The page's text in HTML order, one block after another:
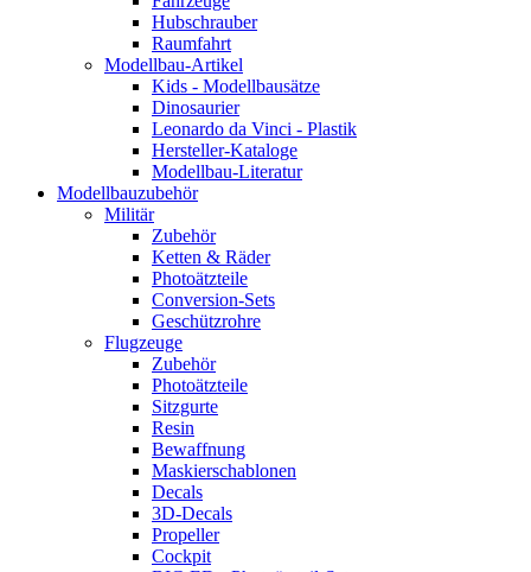
Hubschrauber
Raumfahrt
Modellbau-Artikel
Kids - Modellbausätze
Dinosaurier
Leonardo da Vinci - Plastik
Hersteller-Kataloge
Modellbau-Literatur
Modellbauzubehör
Militär
Zubehör
Ketten & Räder
Photoätzteile
Conversion-Sets
Geschützrohre
Flugzeuge
Zubehör
Photoätzteile
Sitzgurte
Resin
Bewaffnung
Maskierschablonen
Decals
3D-Decals
Propeller
Cockpit